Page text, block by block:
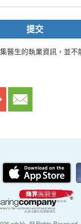
提交
醫生的執業資訊，並